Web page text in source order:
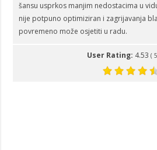
šansu usprkos manjim nedostacima u
nije potpuno optimiziran i zagrijavanja
povremeno može osjetiti u radu.
User Rating: 4.53 ( 5